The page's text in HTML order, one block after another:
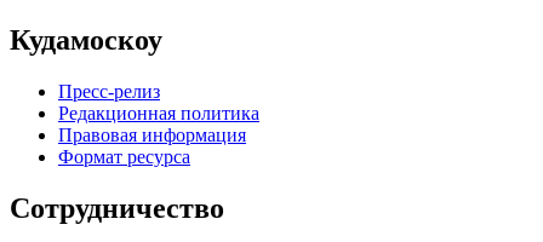
Кудамоскоу
Пресс-релиз
Редакционная политика
Правовая информация
Формат ресурса
Сотрудничество